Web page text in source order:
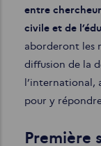
entre
civile et de
aborderont les
diffusion de la
l’international,
pour y
Première